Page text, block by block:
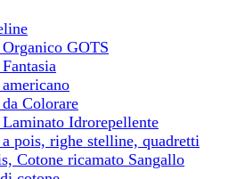
GOTS
Colorare
Idrorepellente
pois, righe stelline, quadretti
Cotone ricamato Sangallo